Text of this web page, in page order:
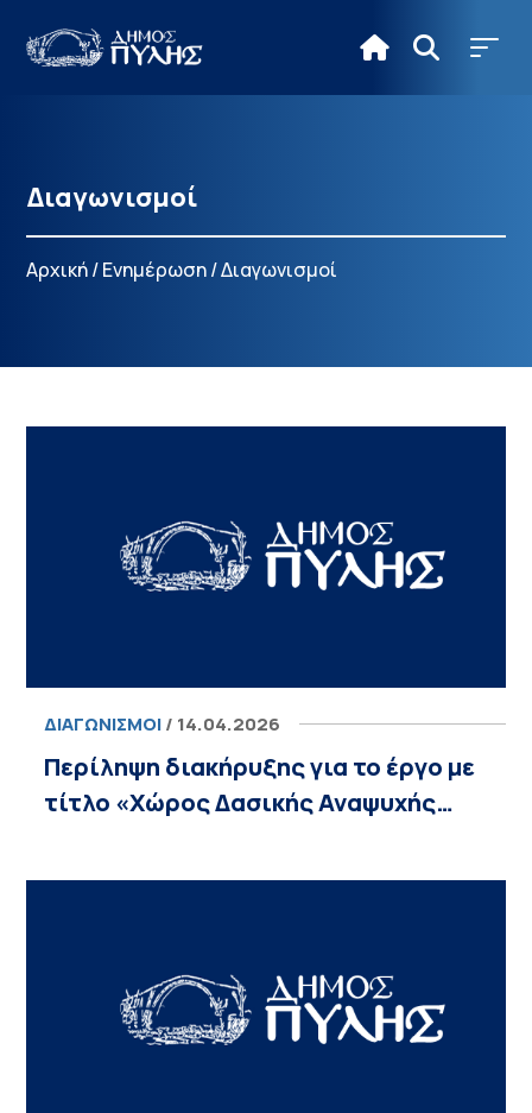
Διαγωνισμοί
Αρχική/Ενημέρωση/Διαγωνισμοί
ΔΙΑΓΩΝΙΣΜΟΊ/ 14.04.2026
Περίληψη διακήρυξης για το έργο με
τίτλο «Χώρος Δασικής Αναψυχής…